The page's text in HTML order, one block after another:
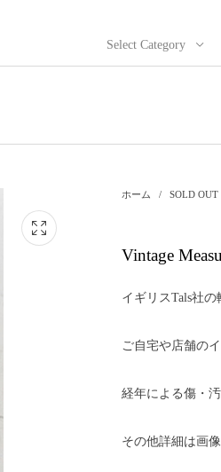
Select Category
ホーム / SOLD OUT
Vintage
イギリスTals社
ご自宅や店舗の
経年による傷・
その他詳細は画